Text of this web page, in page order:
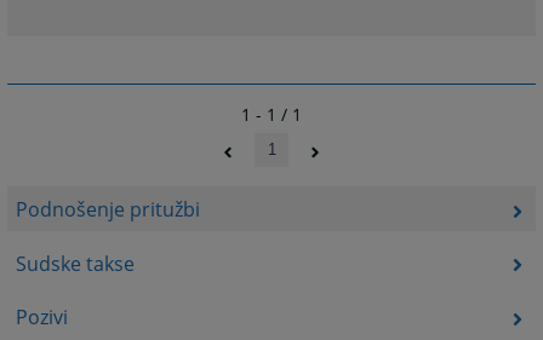
Podnošenje pritužbi
Sudske takse
Pozivi
1 - 1 / 1
1